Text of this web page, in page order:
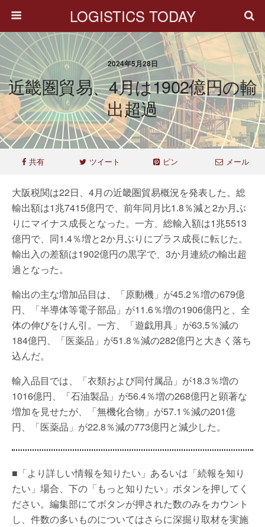
LOGISTICS TODAY
2024年5月28日
近畿圏貿易、4月は1902億円の輸
出超過
共有 ツイート ピン メール
大阪税関は22日、4月の近畿圏貿易概況を発表した。総
輸出額は1兆7415億円で、前年同月比1.8％減と2か月ぶ
りにマイナス成長となった。一方、総輸入額は1兆5513
億円で、同1.4％増と2か月ぶりにプラス成長に転じた。
輸出入の差額は1902億円の黒字で、3か月連続の輸出超
過となった。
輸出の主な増加品目は、「原動機」が45.2％増の679億
円、「半導体等電子部品」が11.6％増の1906億円と、全
体の伸びをけん引。一方、「遊戯用具」が63.5％減の
184億円、「医薬品」が51.8％減の282億円と大きく落ち
込んだ。
輸入品目では、「衣類および同付属品」が18.3％増の
1016億円、「石油製品」が56.4％増の268億円と顕著な
増加を見せたが、「無機化合物」が57.1％減の201億
円、「医薬品」が22.8％減の773億円と減少した。
■「より詳しい情報を知りたい」あるいは「続報を知り
たい」場合、下の「もっと知りたい」ボタンを押してく
ださい。編集部にてボタンが押された数のみをカウント
し、件数の多いものについてはさらに深掘り取材を実施